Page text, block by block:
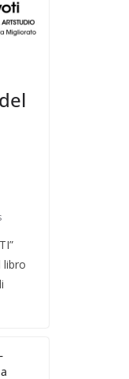
libro